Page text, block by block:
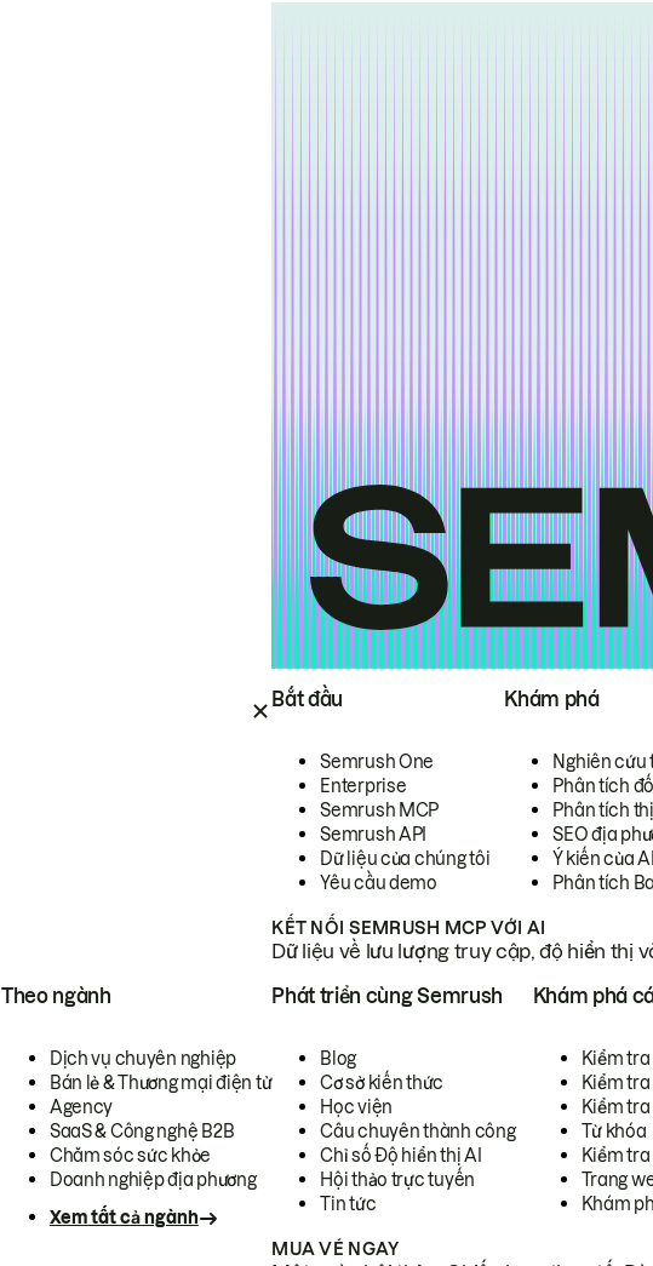
Bắt đầu
Semrush One
Enterprise
Semrush MCP
Semrush API
Dữ liệu của chúng tôi
Yêu cầu demo
Khám phá
Nghiên cứu
Phân tích
Phân tích
SEO địa
Ý kiến của
Phân tích
KẾT NỐI SEMRUSH MCP VỚI AI
Dữ liệu về lưu lượng truy cập, độ hiển thị
Theo ngành
Dịch vụ chuyên nghiệp
Bán lẻ & Thương mại điện tử
Agency
SaaS & Công nghệ B2B
Chăm sóc sức khỏe
Doanh nghiệp địa phương
Xem tất cả ngành
Phát triển cùng Semrush
Blog
Cơ sở kiến thức
Học viện
Câu chuyên thành công
Chỉ số Độ hiển thị AI
Hội thảo trực tuyến
Tin tức
Khám phá
Kiểm
Kiểm tra
Kiểm
Từ khóa
Kiểm
Trang
Khám
MUA VÉ NGAY